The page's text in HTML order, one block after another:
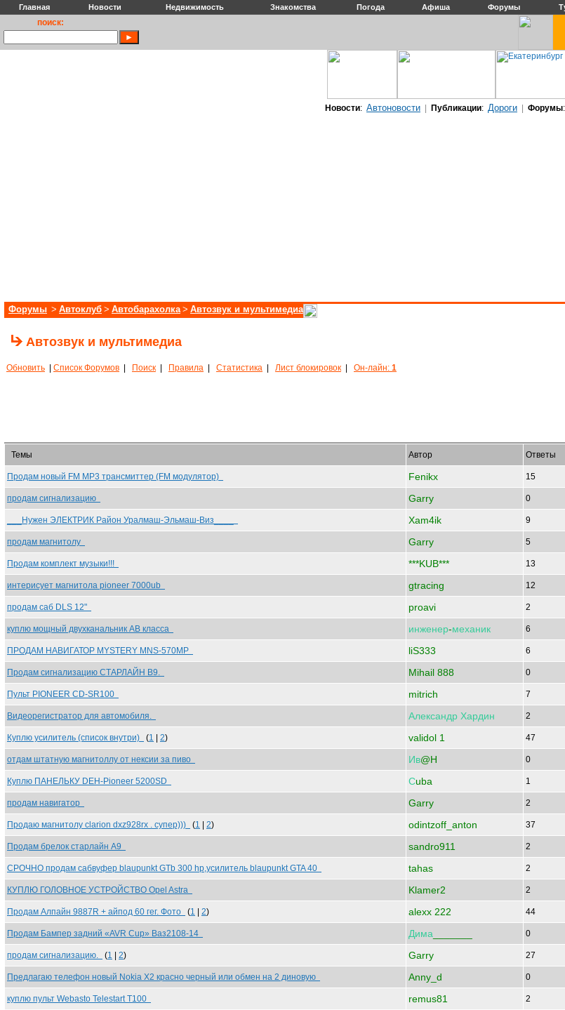
Главная Новости Недвижимость Знакомства Погода Афиша Форумы
поиск:
Новости: Автоновости Публикации: Дороги Форумы:
Форумы > Автоклуб > Автобарахолка > Автозвук и мультимедиа
Автозвук и мультимедиа
Обновить Список Форумов Поиск Правила Статистика Лист блокировок Он-лайн: 1
Темы Автор Ответы
Продам новый FM МР3 трансмиттер (FM модулятор) Fenikx 15
продам сигнализацию Garry 0
___Нужен ЭЛЕКТРИК Район Уралмаш-Эльмаш-Виз____ Xam4ik 9
продам магнитолу Garry 5
Продам комплект музыки!!! ***KUB*** 13
интерисует магнитола pioneer 7000ub gtracing 12
продам саб DLS 12" proavi 2
куплю мощный двухканальник АВ класса инженер-механик 6
ПРОДАМ НАВИГАТОР MYSTERY MNS-570MP liS333 6
Продам сигнализацию СТАРЛАЙН В9. Mihail 888 0
Пульт PIONEER CD-SR100 mitrich 7
Видеорегистратор для автомобиля. Александр Хардин 2
Куплю усилитель (список внутри) (1 2) validol 1 47
отдам штатную магнитоллу от нексии за пиво Ив@H 0
Куплю ПАНЕЛЬКУ DEH-Pioneer 5200SD Сuba 1
продам навигатор Garry 2
Продаю магнитолу clarion dxz928rx . супер))) (1 2) odintzoff_anton 37
Продам брелок старлайн А9 sandro911 2
СРОЧНО продам сабвуфер blaupunkt GTb 300 hp,усилитель blaupunkt GTA 40 tahas 2
КУПЛЮ ГОЛОВНОЕ УСТРОЙСТВО Opel Astra Klamer2 2
Продам Алпайн 9887R + айпод 60 гег. Фото (1 2) alexx 222 44
Продам Бампер задний «AVR Cup» Ваз2108-14 Дима 0
продам сигнализацию. (1 2) Garry 27
Предлагаю телефон новый Nokia X2 красно черный или обмен на 2 диновую Anny_d 0
куплю пульт Webasto Telestart T100 remus81 2